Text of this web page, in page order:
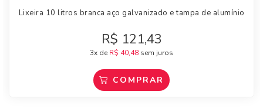
Lixeira 10 litros branca aço galvanizado e tampa de alumínio
R$ 121,43
3x de R$ 40,48 sem juros
COMPRAR